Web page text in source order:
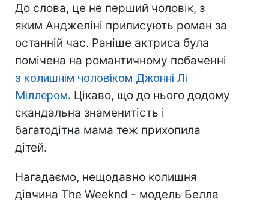
До слова, це не перший чоловік, з
яким Анджеліні приписують роман за
останній час. Раніше актриса була
помічена на романтичному побаченні
з колишнім чоловіком Джонні Лі
Міллером. Цікаво, що до нього додому
скандальна знаменитість і
багатодітна мама теж прихопила
дітей.
Нагадаємо, нещодавно колишня
дівчина The Weeknd - модель Белла